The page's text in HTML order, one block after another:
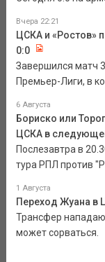
Вчера 22:21
ЦСКА и «Ростов»
0:0
Завершился матч
Премьер-Лиги, в
6 Августа
Бориско или
ЦСКА в
Послезавтра в
тура РПЛ против
1 Августа
Переход Жуана в
Трансфер
может сорваться.